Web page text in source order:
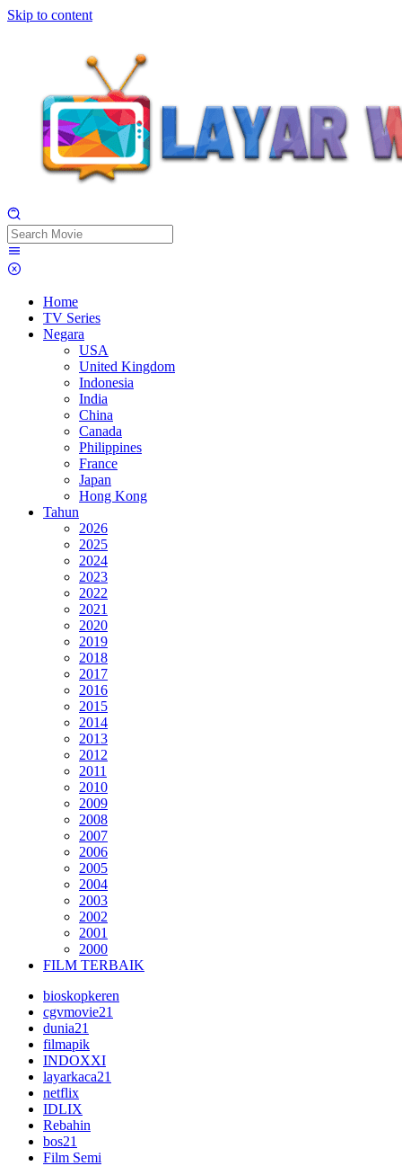
Skip to content
Home
TV Series
Negara
USA
United Kingdom
Indonesia
India
China
Canada
Philippines
France
Japan
Hong Kong
Tahun
2026
2025
2024
2023
2022
2021
2020
2019
2018
2017
2016
2015
2014
2013
2012
2011
2010
2009
2008
2007
2006
2005
2004
2003
2002
2001
2000
FILM TERBAIK
bioskopkeren
cgvmovie21
dunia21
filmapik
INDOXXI
layarkaca21
netflix
IDLIX
Rebahin
bos21
Film Semi